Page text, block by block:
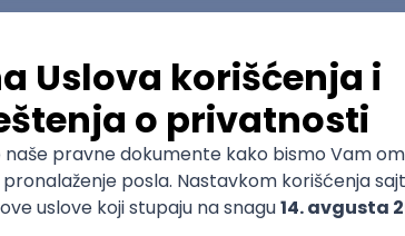
& Travel (Deutsch und Englisch)